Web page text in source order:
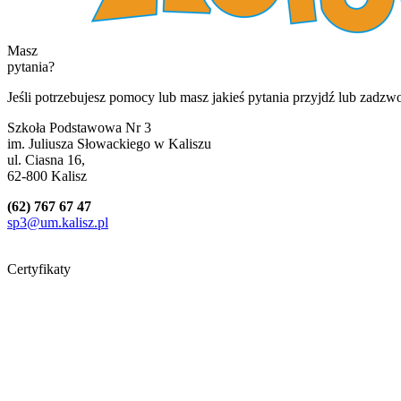
Masz
pytania?
Jeśli potrzebujesz pomocy lub masz jakieś pytania przyjdź lub
Szkoła Podstawowa Nr 3
im. Juliusza Słowackiego w Kaliszu
ul. Ciasna 16,
62-800 Kalisz
(62) 767 67 47
sp3@um.kalisz.pl
Certyfikaty